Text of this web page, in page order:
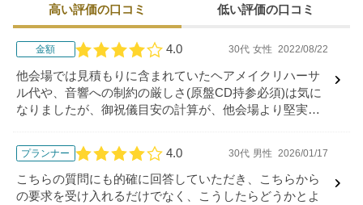
高い評価の口コミ 低い評価の口コミ
金額
口コミ評価
4.0 30代 女性 2022/08/22
他会場では見積もりに含まれていたヘアメイクリハーサ
ル代や、音響への制約の厳しさ(原盤CD持参必須)は気に
なりましたが、御祝儀目安の計算が、他会場より堅実な
という点を優先させているように見え、好感が持てまし
た。
プランナー
口コミ評価
4.0 30代 男性 2026/01/17
こちらの質問にも的確に回答していただき、こちらから
の要求を受け入れるだけでなく、こうしたらどうかとよ